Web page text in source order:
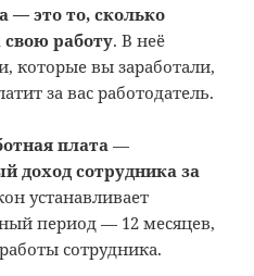
— это то, сколько
свою работу. В неё
которые вы заработали,
за вас работодатель.
плата —
доход сотрудника за
устанавливает
период — 12 месяцев,
сотрудника.